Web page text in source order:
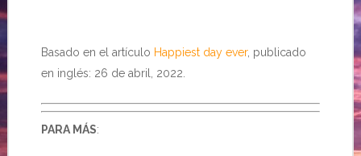
Basado en el artículo Happiest day ever, publicado
en inglés: 26 de abril, 2022.
PARA MÁS: